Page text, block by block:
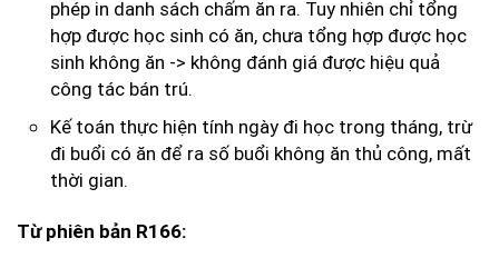
phép in danh sách chấm ăn ra. Tuy nhiên chỉ tổng
hợp được học sinh có ăn, chưa tổng hợp được học
sinh không ăn -> không đánh giá được hiệu quả
công tác bán trú.
Kế toán thực hiện tính ngày đi học trong tháng, trừ
đi buổi có ăn để ra số buổi không ăn thủ công, mất
thời gian.
Từ phiên bản R166: